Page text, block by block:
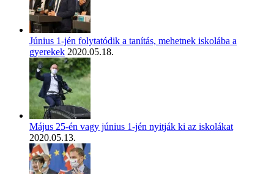
Június 1-jén folytatódik a tanítás, mehetnek iskolába a
gyerekek 2020.05.18.
Május 25-én vagy június 1-jén nyitják ki az iskolákat
2020.05.13.